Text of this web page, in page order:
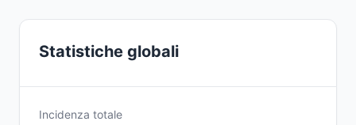
Statistiche globali
Incidenza totale